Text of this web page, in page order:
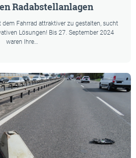
Radabstellanlagen
Fahrrad attraktiver zu gestalten, sucht
Lösungen! Bis 27. September 2024
waren Ihre…